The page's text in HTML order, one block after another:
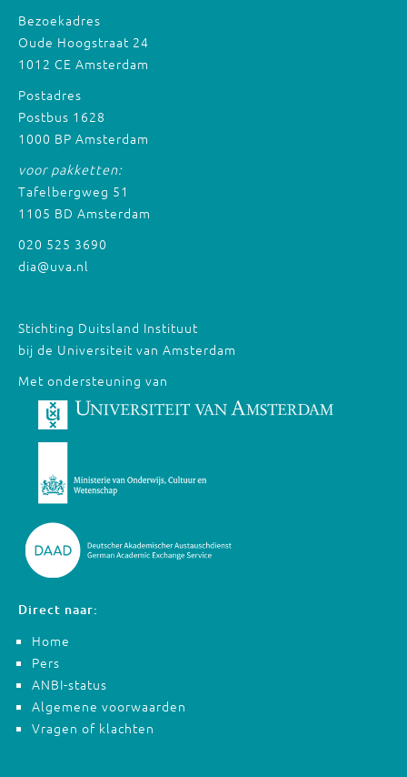
Bezoekadres
Oude Hoogstraat 24
1012 CE Amsterdam
Postadres
Postbus 1628
1000 BP Amsterdam
voor pakketten:
Tafelbergweg 51
1105 BD Amsterdam
020 525 3690
dia@uva.nl
Stichting Duitsland Instituut
bij de Universiteit van Amsterdam
Met ondersteuning van
Direct naar:
Home
Pers
ANBI-status
Algemene voorwaarden
Vragen of klachten